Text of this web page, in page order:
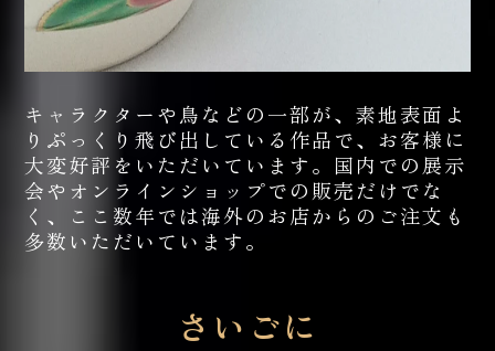
キャラクターや鳥などの一部が、素地表面よ
りぷっくり飛び出している作品で、お客様に
大変好評をいただいています。国内での展示
会やオンラインショップでの販売だけでな
く、ここ数年では海外のお店からのご注文も
多数いただいています。
さいごに